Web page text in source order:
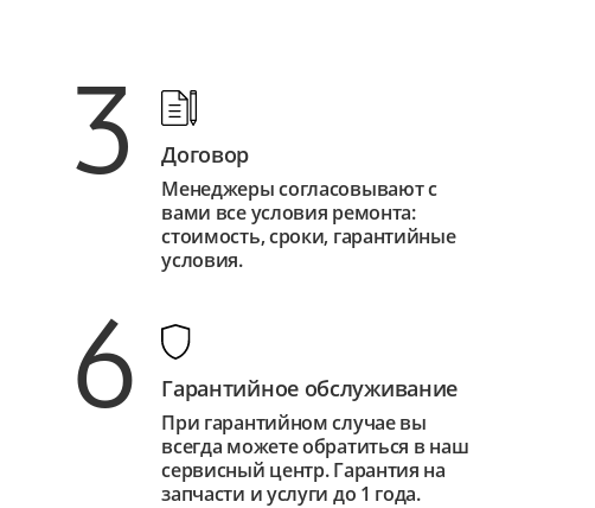
3 Договор
Менеджеры согласовывают с
вами все условия ремонта:
стоимость, сроки, гарантийные
условия.
6 Гарантийное обслуживание
При гарантийном случае вы
всегда можете обратиться в наш
сервисный центр. Гарантия на
запчасти и услуги до 1 года.